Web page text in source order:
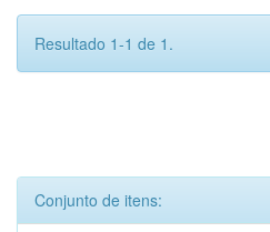
Resultado 1-1 de 1.
Conjunto de itens: